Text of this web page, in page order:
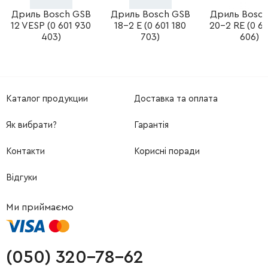
Дриль Bosch GSB
12 VESP (0 601 930
403)
Дриль Bosch GSB
18-2 E (0 601 180
703)
Дриль
20-2 RE (0
606)
Каталог продукции Доставка та оплата
Як вибрати? Гарантія
Контакти Корисні поради
Відгуки
Ми приймаємо
(050) 320-78-62